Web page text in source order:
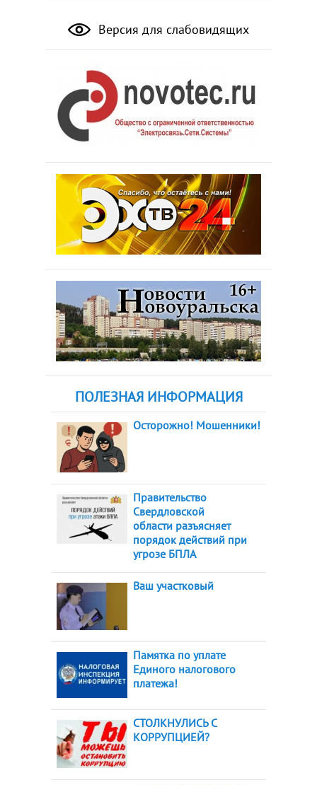
Версия для слабовидящих
ПОЛЕЗНАЯ ИНФОРМАЦИЯ
Осторожно! Мошенники!
Правительство
Свердловской
области разъясняет
порядок действий при
угрозе БПЛА
Ваш участковый
Памятка по уплате
Единого налогового
платежа!
СТОЛКНУЛИСЬ С
КОРРУПЦИЕЙ?